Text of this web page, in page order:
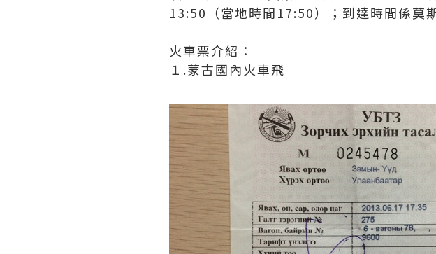
13:50（當地時間17:50）；到達時間係莫
火車票介紹：
１.蒙古國內火車飛